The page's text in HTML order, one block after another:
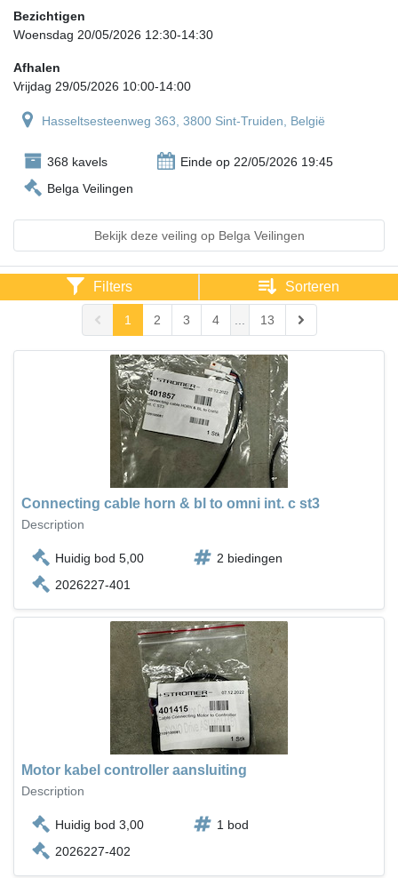
Bezichtigen
Woensdag 20/05/2026 12:30-14:30
Afhalen
Vrijdag 29/05/2026 10:00-14:00
Hasseltsesteenweg 363, 3800 Sint-Truiden, België
368 kavels
Einde op 22/05/2026 19:45
Belga Veilingen
Bekijk deze veiling op Belga Veilingen
Filters Sorteren
1 2 3 4 ... 13
Connecting cable horn & bl to omni int. c st3
Description
Huidig bod 5,00
2 biedingen
2026227-401
Motor kabel controller aansluiting
Description
Huidig bod 3,00
1 bod
2026227-402